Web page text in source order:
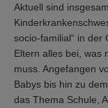
Aktuell sind
socio-familial“ in der
Eltern alles bei, was
muss. Angefangen
Babys bis hin zu
das Thema Schule,